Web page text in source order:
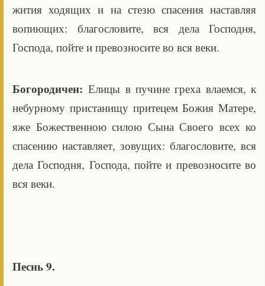
жития ходящих и на стезю спасения наставляя
вопиющих: благословите, вся дела Господня,
Господа, пойте и превозносите во вся веки.
Богородичен:Елицы в пучине греха влаемся, к
небурному пристанищу притецем Божия Матере,
яже Божественною силою Сына Своего всех ко
спасению наставляет, зовущих: благословите, вся
дела Господня, Господа, пойте и превозносите во
вся веки.
Песнь 9.